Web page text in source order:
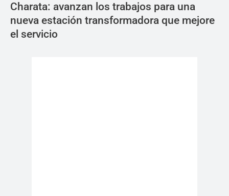
Charata: avanzan los trabajos para una
nueva estación transformadora que mejore
el servicio